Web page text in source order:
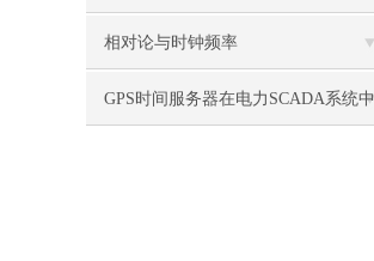
相对论与时钟频率
GPS时间服务器在电力SCADA系统中